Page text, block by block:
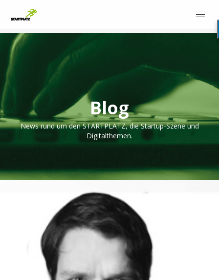
Blog
News rund um den STARTPLATZ, die Startup-Szene und
Digitalthemen.